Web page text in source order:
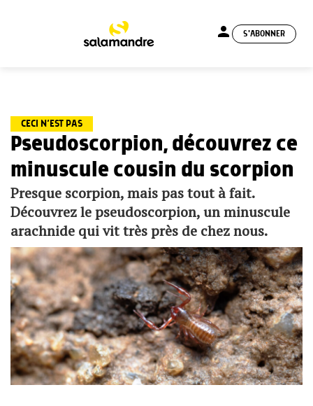
person S'ABONNER
CECI N’EST PAS
Pseudoscorpion, découvrez ce
minuscule cousin du scorpion
Presque scorpion, mais pas tout à fait.
Découvrez le pseudoscorpion, un minuscule
arachnide qui vit très près de chez nous.